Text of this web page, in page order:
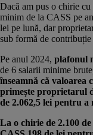
Dacă am pus o chirie
minim de la CASS pe
lei pe lună, dar
sub formă de contribuție
Pe anul 2024, plafonul
de 6 salarii minime
înseamnă că valoarea
primește proprietarul
de 2.062,5 lei pentru
La o chirie de 2.100